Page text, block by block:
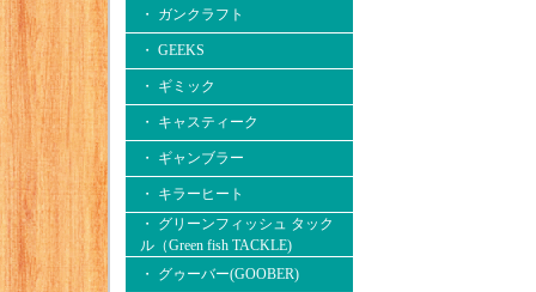
・ ガンクラフト
・ GEEKS
・ ギミック
・ キャスティーク
・ ギャンブラー
・ キラーヒート
・ グリーンフィッシュ タック
ル（Green fish TACKLE)
・ グゥーバー(GOOBER)